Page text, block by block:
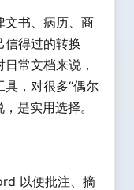
书、病历、商
得过的转换
常文档来说，
，对很多“偶尔
是实用选择。
以便批注、摘